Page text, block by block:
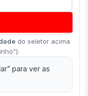
do seletor acima
para ver as